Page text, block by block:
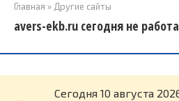
Главная » Другие сайты
avers-ekb.ru сегодня не
Cегодня 10 августа